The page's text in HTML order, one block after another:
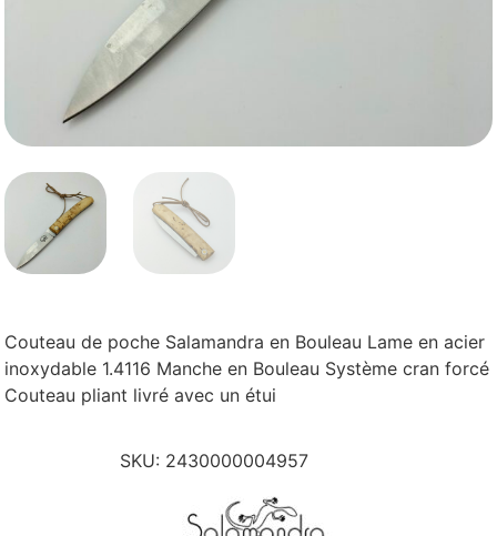
Couteau de poche Salamandra en Bouleau Lame en acier
inoxydable 1.4116 Manche en Bouleau Système cran forcé
Couteau pliant livré avec un étui
SKU: 2430000004957